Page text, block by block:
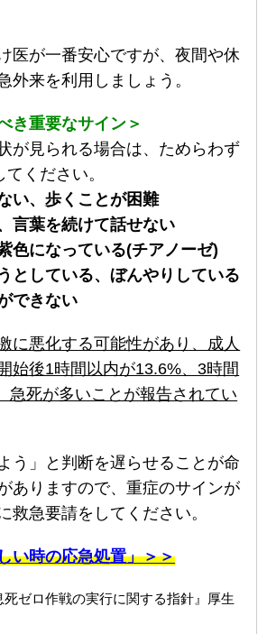
医が一番安心ですが、夜間や休
外来を利用しましょう。
き重要なサイン＞
が見られる場合は、ためらわず
ください。
い、歩くことが困難
言葉を続けて話せない
色になっている(チアノーゼ)
としている、ぼんやりしている
できない
に悪化する可能性があり、成人
始後1時間以内が13.6%、3時間
急死が多いことが報告されてい
う」と判断を遅らせることが命
ありますので、重症のサインが
救急要請をしてください。
い時の応急処置」＞＞
死ゼロ作戦の実行に関する指針』厚生